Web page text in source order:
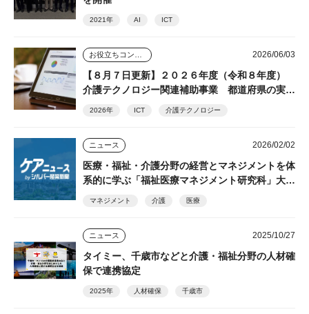
2021年 AI ICT
お役立ちコンテンツ 2026/06/03
【８月７日更新】２０２６年度（令和８年度）
介護テクノロジー関連補助事業 都道府県の実施
状況（随時更新）
2026年 ICT 介護テクノロジー
ニュース 2026/02/02
医療・福祉・介護分野の経営とマネジメントを体
系的に学ぶ「福祉医療マネジメント研究科」大学
院生募集 文京学院大学大学院
マネジメント 介護 医療
ニュース 2025/10/27
タイミー、千歳市などと介護・福祉分野の人材確
保で連携協定
2025年 人材確保 千歳市